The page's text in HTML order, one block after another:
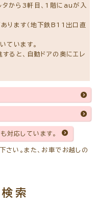
タから3軒目、1階にauが入
ります（地下鉄B11出口直
ています。
ると、自動ドアの奥にエレ
対応しています。
い。また、お車でお越しの
索